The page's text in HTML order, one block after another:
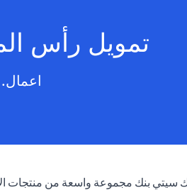
تمويل رأس
اعمال.
سيتي بنك مجموعة واسعة من